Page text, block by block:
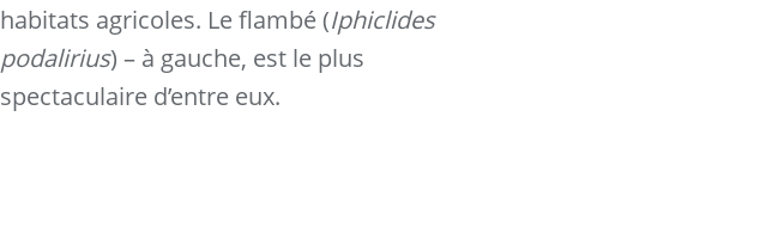
habitats agricoles. Le flambé (Iphiclides
podalirius) – à gauche, est le plus
spectaculaire d’entre eux.